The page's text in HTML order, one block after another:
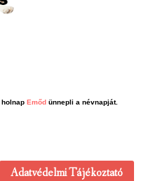
, holnap Emőd ünnepli a névnapját.
Adatvédelmi Tájékoztató